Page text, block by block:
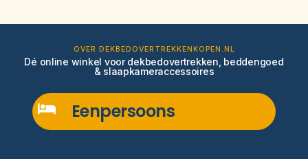
OVER DEKBEDOVERTREKKENKOPEN.NL
Dé online winkel voor dekbedovertrekken, beddengoed
& slaapkameraccessoires
Eenpersoons